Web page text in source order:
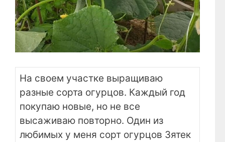
На своем участке выращиваю
разные сорта огурцов. Каждый год
покупаю новые, но не все
высаживаю повторно. Один из
любимых у меня сорт огурцов Зятек